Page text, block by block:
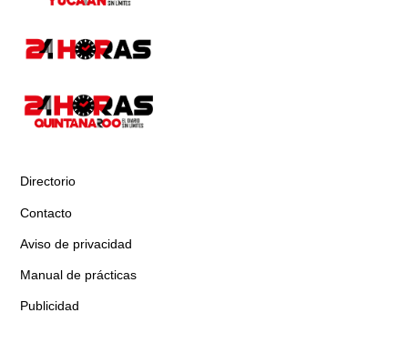
Directorio
Contacto
Aviso de privacidad
Manual de prácticas
Publicidad